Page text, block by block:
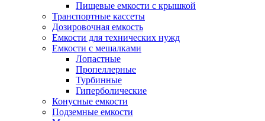
Пищевые емкости с крышкой
Транспортные кассеты
Дозировочная емкость
Емкости для технических нужд
Емкости с мешалками
Лопастные
Пропеллерные
Турбинные
Гиперболические
Конусные емкости
Подземные емкости